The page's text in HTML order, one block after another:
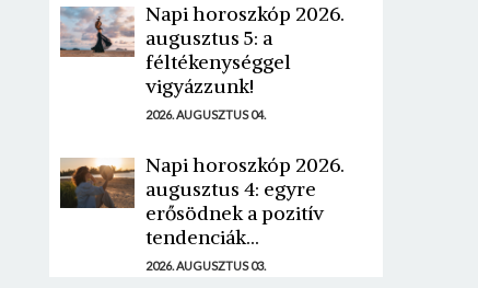
Napi horoszkóp 2026.
augusztus 5: a
féltékenységgel
vigyázzunk!
2026. AUGUSZTUS 04.
Napi horoszkóp 2026.
augusztus 4: egyre
erősödnek a pozitív
tendenciák...
2026. AUGUSZTUS 03.